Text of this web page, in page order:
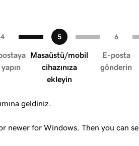
Masaüstü/mobil
cihazınıza
ekleyin
E-posta
gönderin
geldiniz.
newer for Windows. Then you can